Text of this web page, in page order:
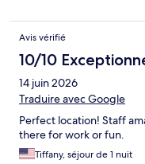
Avis vérifié
10/10
14 juin 2026
Traduire avec Google
Perfect location! Staff
there for work or fun.
Tiffany, séjour de 1 nuit